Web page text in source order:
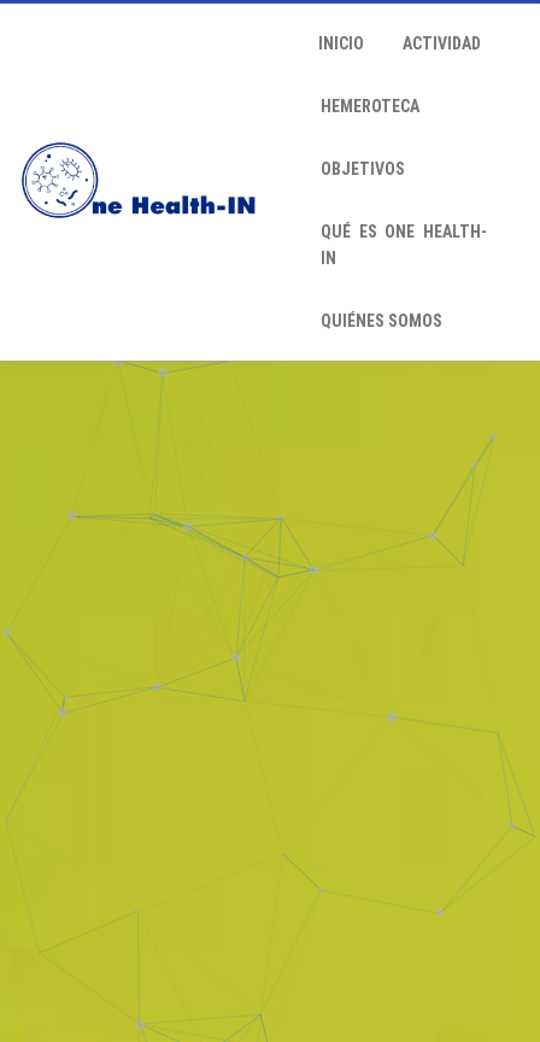
INICIO ACTIVIDAD
HEMEROTECA
OBJETIVOS
QUÉ ES ONE HEALTH-
IN
QUIÉNES SOMOS